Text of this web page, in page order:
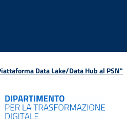
Data Lake/Data Hub al PSN"